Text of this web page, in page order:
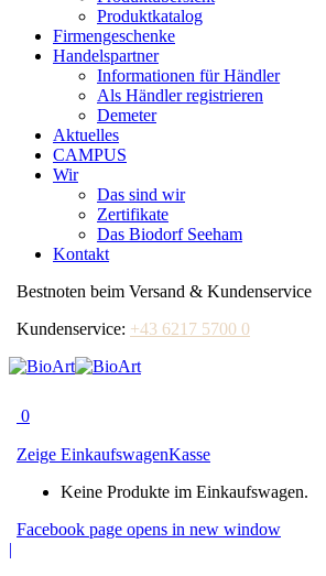
Produktkatalog
Firmengeschenke
Handelspartner
Informationen für Händler
Als Händler registrieren
Demeter
Aktuelles
CAMPUS
Wir
Das sind wir
Zertifikate
Das Biodorf Seeham
Kontakt
Bestnoten beim Versand & Kundenservice
Kundenservice: +43 6217 5700 0
0
Zeige EinkaufswagenKasse
Keine Produkte im Einkaufswagen.
Facebook page opens in new window
|